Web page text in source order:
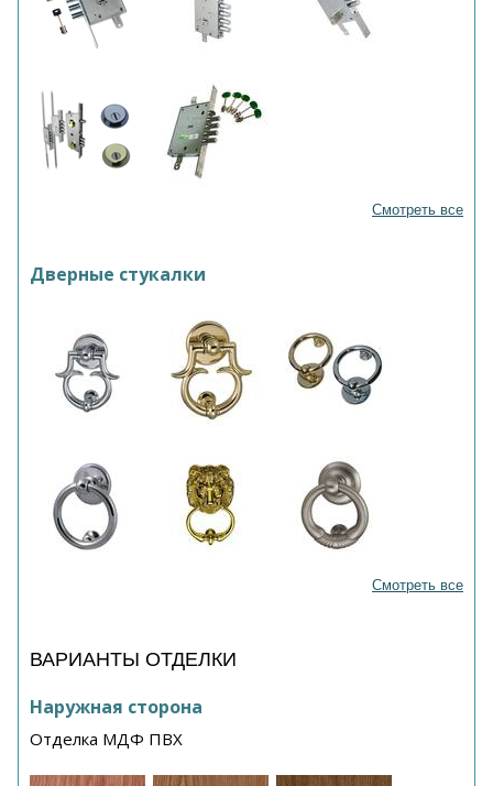
Смотреть все
Дверные стукалки
Смотреть все
ВАРИАНТЫ ОТДЕЛКИ
Наружная сторона
Отделка МДФ ПВХ